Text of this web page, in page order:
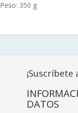
Peso: 350 g
DATOS